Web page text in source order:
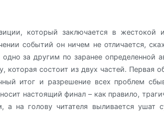
который заключается в жестокой
событий он ничем не отличается,
за другим по заранее определенной
которая состоит из двух частей. Первая
итог и разрешение всех проблем
настоящий финал – как правило,
на голову читателя выливается ушат